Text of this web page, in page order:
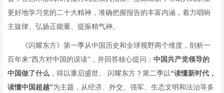
更好地学习党的二十大精神，准确把握报告的丰富内涵，着力唱响
主旋律、弘扬正能量、提振精气神。
《闪耀东方》第一季从中国历史和全球视野两个维度，剖析一
百年来“西方对中国的误读”，并回答核心提问：中国共产党领导的
中国做了什么 ，得以重启盛世、 闪耀东方？第二季以“读懂新时代，
读懂中国超越”为主题，从经济、外交、强军、生态文明和法治等多